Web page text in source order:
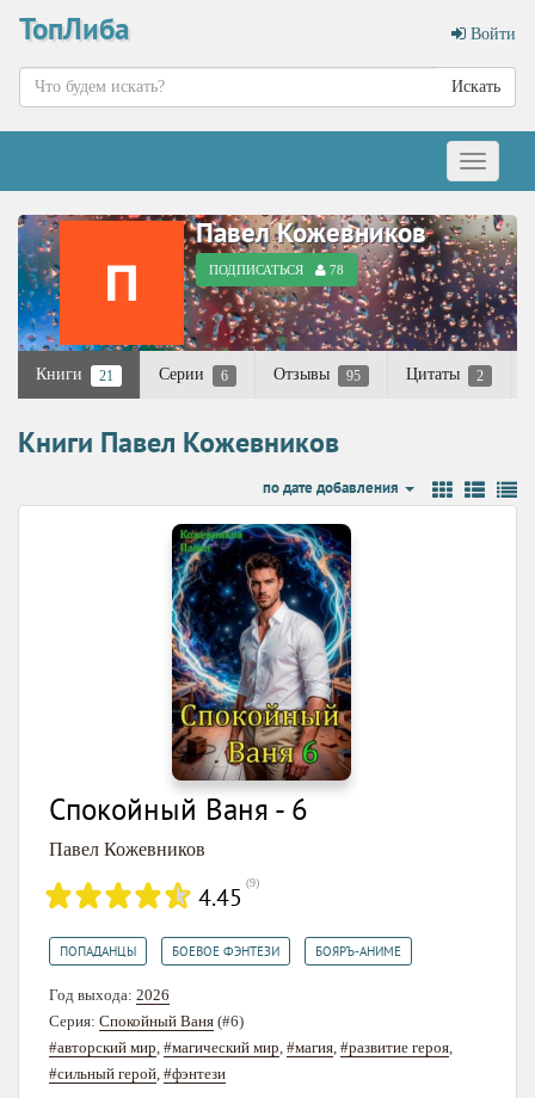
ТопЛиба Войти
Искать
Меню
Павел Кожевников
ПОДПИСАТЬСЯ 78
Книги 21 Серии 6 Отзывы 95 Цитаты 2
Книги Павел Кожевников
по дате добавления
Спокойный Ваня - 6
Павел Кожевников
4.45 (9)
ПОПАДАНЦЫ БОЕВОЕ ФЭНТЕЗИ БОЯРЪ-АНИМЕ
Год выхода: 2026
Серия: Спокойный Ваня (#6)
#авторский мир #магический мир #магия #развитие героя
#сильный герой #фэнтези